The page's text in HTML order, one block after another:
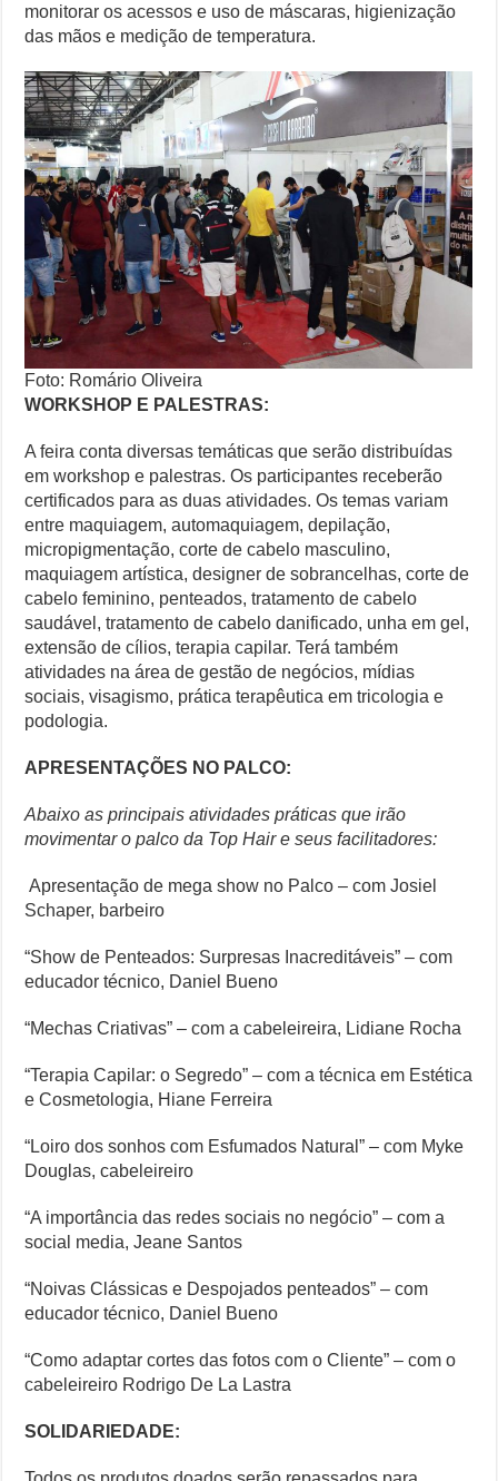
monitorar os acessos e uso de máscaras, higienização
das mãos e medição de temperatura.
Foto: Romário Oliveira
WORKSHOP E PALESTRAS:
A feira conta diversas temáticas que serão distribuídas
em workshop e palestras. Os participantes receberão
certificados para as duas atividades. Os temas variam
entre maquiagem, automaquiagem, depilação,
micropigmentação, corte de cabelo masculino,
maquiagem artística, designer de sobrancelhas, corte de
cabelo feminino, penteados, tratamento de cabelo
saudável, tratamento de cabelo danificado, unha em gel,
extensão de cílios, terapia capilar. Terá também
atividades na área de gestão de negócios, mídias
sociais, visagismo, prática terapêutica em tricologia e
podologia.
APRESENTAÇÕES NO PALCO:
Abaixo as principais atividades práticas que irão
movimentar o palco da Top Hair e seus facilitadores:
Apresentação de mega show no Palco – com Josiel
Schaper, barbeiro
“Show de Penteados: Surpresas Inacreditáveis” – com
educador técnico, Daniel Bueno
“Mechas Criativas” – com a cabeleireira, Lidiane Rocha
“Terapia Capilar: o Segredo” – com a técnica em Estética
e Cosmetologia, Hiane Ferreira
“Loiro dos sonhos com Esfumados Natural” – com Myke
Douglas, cabeleireiro
“A importância das redes sociais no negócio” – com a
social media, Jeane Santos
“Noivas Clássicas e Despojados penteados” – com
educador técnico, Daniel Bueno
“Como adaptar cortes das fotos com o Cliente” – com o
cabeleireiro Rodrigo De La Lastra
SOLIDARIEDADE: